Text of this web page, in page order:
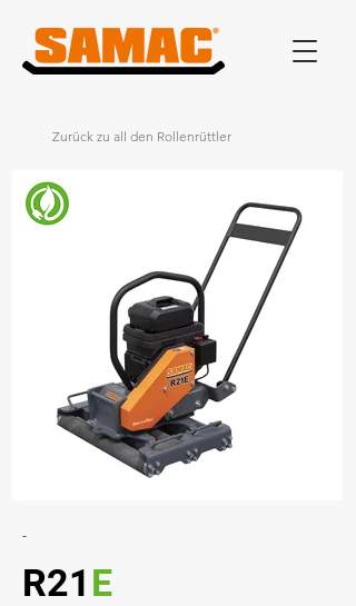
Zurück zu all den Rollenrüttler
-
R21 E